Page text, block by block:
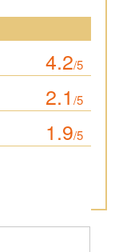
4.2/5
2.1 /5
1.9/5